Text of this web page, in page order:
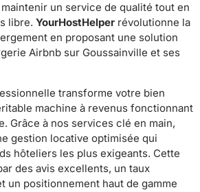
un service de qualité tout en
libre. YourHostHelper révolutionne la
en proposant une solution
Airbnb sur Goussainville et ses
transforme votre bien
machine à revenus fonctionnant
Grâce à nos services clé en main,
gestion locative optimisée qui
hôteliers les plus exigeants. Cette
des avis excellents, un taux
un positionnement haut de gamme